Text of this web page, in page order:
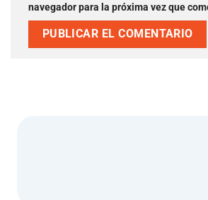
navegador para la próxima vez que